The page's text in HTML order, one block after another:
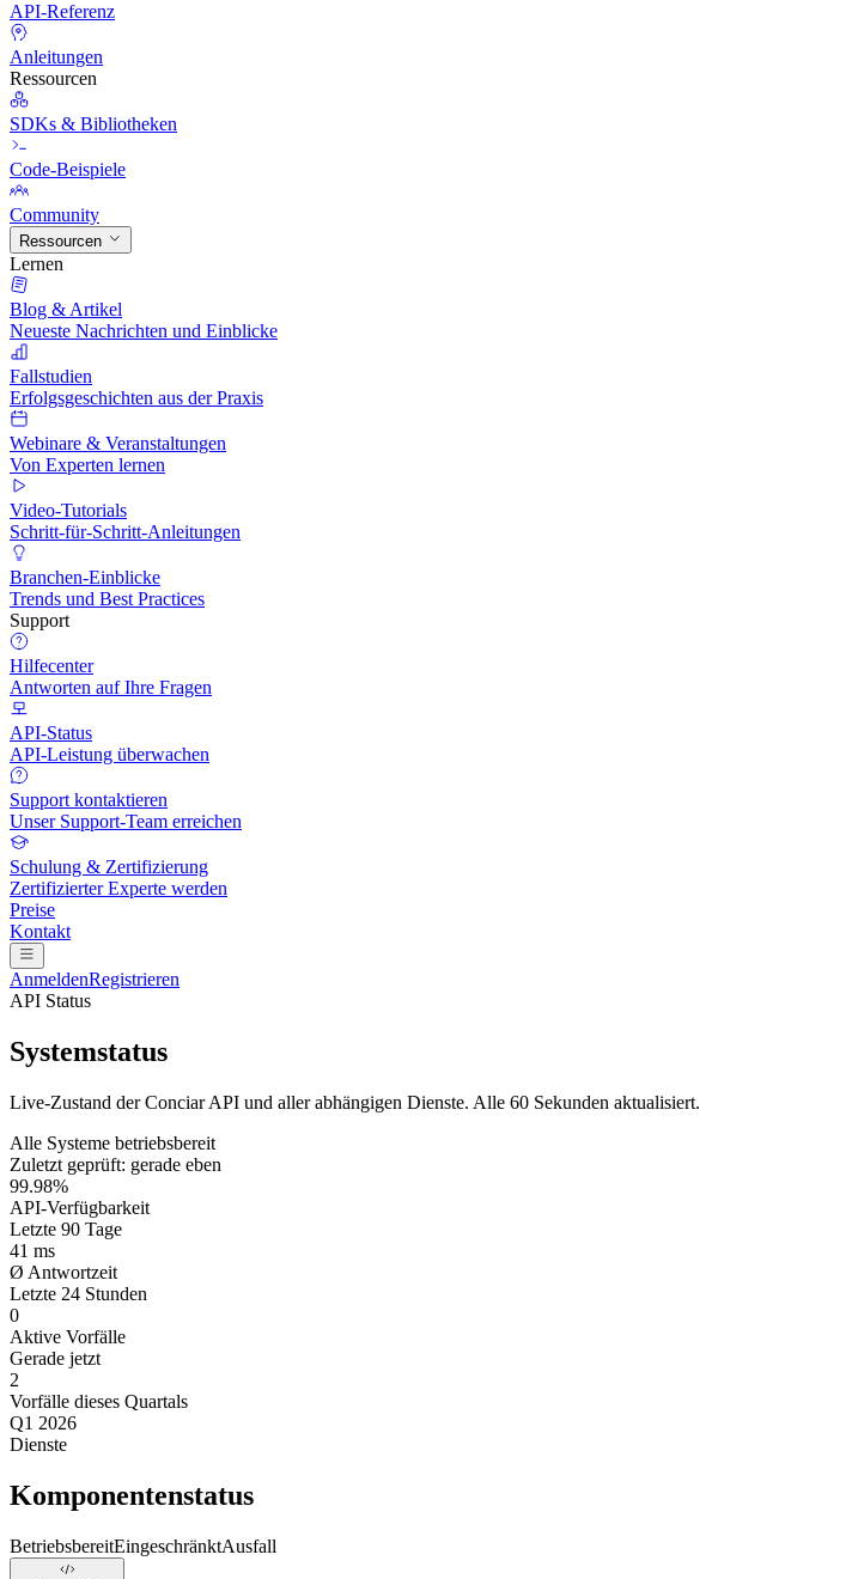
API-Referenz
Anleitungen
Ressourcen
SDKs & Bibliotheken
Code-Beispiele
Community
Ressourcen
Lernen
Blog & Artikel
Neueste Nachrichten und Einblicke
Fallstudien
Erfolgsgeschichten aus der Praxis
Webinare & Veranstaltungen
Von Experten lernen
Video-Tutorials
Schritt-für-Schritt-Anleitungen
Branchen-Einblicke
Trends und Best Practices
Support
Hilfecenter
Antworten auf Ihre Fragen
API-Status
API-Leistung überwachen
Support kontaktieren
Unser Support-Team erreichen
Schulung & Zertifizierung
Zertifizierter Experte werden
Preise
Kontakt
AnmeldenRegistrieren
API Status
Systemstatus
Live-Zustand der Conciar API und aller abhängigen Dienste. Alle 60 Sekunden aktualisiert.
Alle Systeme betriebsbereit
Zuletzt geprüft: gerade eben
99.98%
API-Verfügbarkeit
Letzte 90 Tage
41 ms
Ø Antwortzeit
Letzte 24 Stunden
0
Aktive Vorfälle
Gerade jetzt
2
Vorfälle dieses Quartals
Q1 2026
Dienste
Komponentenstatus
BetriebsbereitEingeschränktAusfall